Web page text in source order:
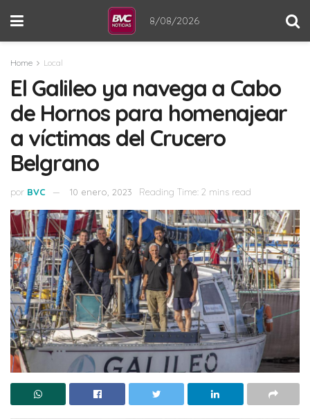
8/08/2026
Home Local
El Galileo ya navega a Cabo
de Hornos para homenajear
a víctimas del Crucero
Belgrano
por BVC 10 enero, 2023 Reading Time: 2 mins read